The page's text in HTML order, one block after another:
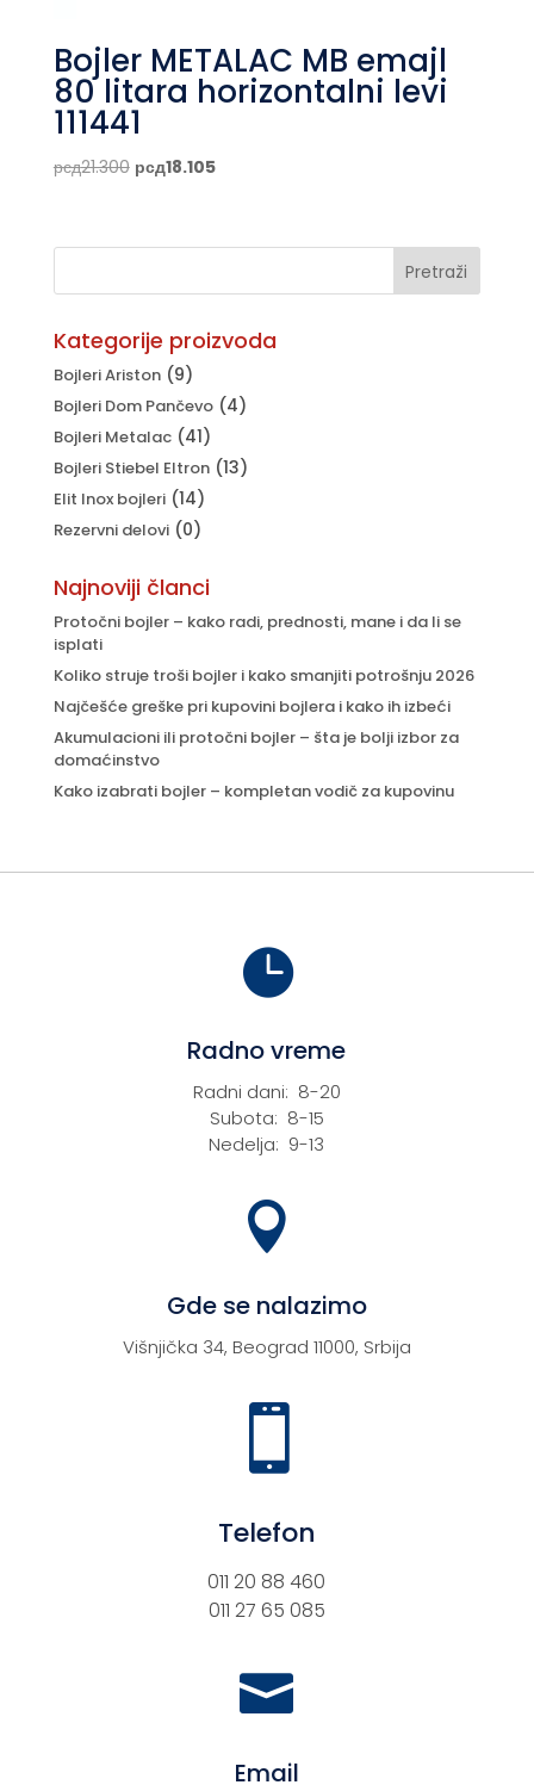
Bojler METALAC MB emajl
80 litara horizontalni levi
111441
рсд21.300 Originalna
bila:
рсд18.105Trenutna
рсд18.105.
Kategorije proizvoda
Bojleri Ariston (9)
Bojleri Dom Pančevo (4)
Bojleri Metalac (41)
Bojleri Stiebel Eltron (13)
Elit Inox bojleri (14)
Rezervni delovi (0)
Najnoviji članci
Protočni bojler – kako radi, prednosti, mane i da li se
isplati
Koliko struje troši bojler i kako smanjiti potrošnju 2026
Najčešće greške pri kupovini bojlera i kako ih izbeći
Akumulacioni ili protočni bojler – šta je bolji izbor za
domaćinstvo
Kako izabrati bojler – kompletan vodič za kupovinu

Radno vreme
Radni dani: 8-20
Subota: 8-15
Nedelja: 9-13

Gde se nalazimo
Višnjička 34, Beograd 11000, Srbija

Telefon
011 20 88 460
011 27 65 085

Email